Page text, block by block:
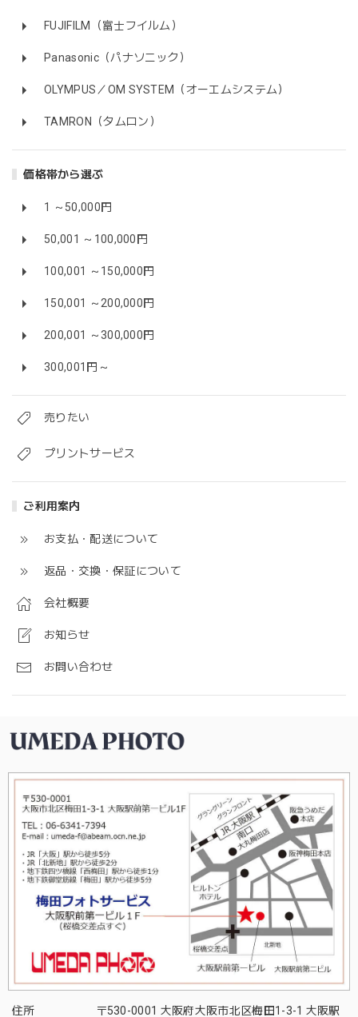
FUJIFILM（富士フイルム）
Panasonic（パナソニック）
OLYMPUS／OM SYSTEM（オーエムシステム）
TAMRON（タムロン）
価格帯から選ぶ
1 ～50,000円
50,001 ～100,000円
100,001 ～150,000円
150,001 ～200,000円
200,001 ～300,000円
300,001円～
売りたい
プリントサービス
ご利用案内
お支払・配送について
返品・交換・保証について
会社概要
お知らせ
お問い合わせ
住所
〒530-0001 大阪府大阪市北区梅田1-3-1 大阪駅